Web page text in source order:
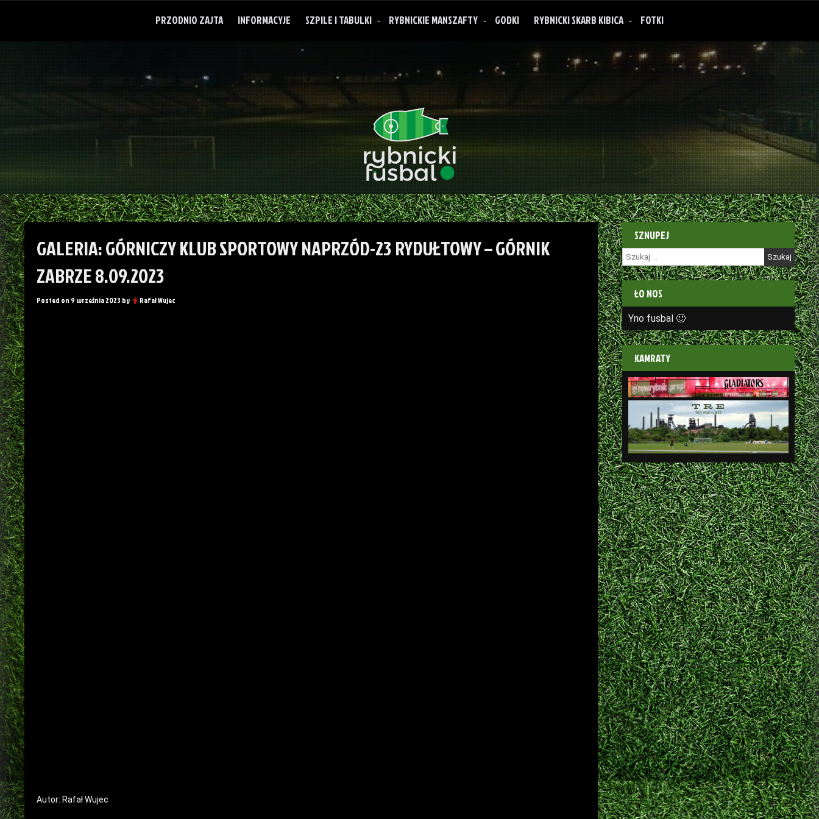
PRZODNIO ZAJTA INFORMACYJE SZPILE I TABULKI RYBNICKIE MANSZAFTY GODKI RYBNICKI SKARB KIBICA FOTKI
O rybnickich manszaftach
GALERIA: GÓRNICZY KLUB SPORTOWY NAPRZÓD-23 RYDUŁTOWY – GÓRNIK
ZABRZE 8.09.2023
Posted on 9 września 2023 by Rafał Wujec
Autor: Rafał Wujec
SZNUPEJ
Szukaj:
ŁO NOS
Yno fusbal 🙂
KAMRATY